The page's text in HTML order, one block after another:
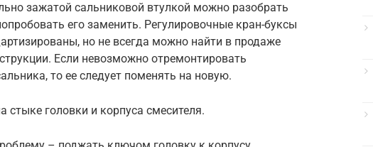
зажатой сальниковой втулкой можно разобрать
его заменить. Регулировочные кран-буксы
но не всегда можно найти в продаже
Если невозможно отремонтировать
то ее следует поменять на новую.
стыке головки и корпуса смесителя.